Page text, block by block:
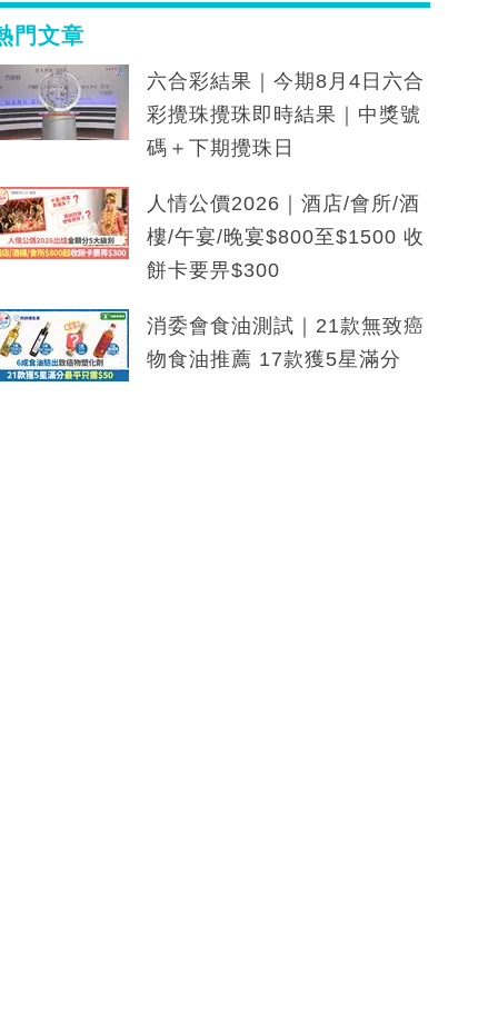
門文章
六合彩結果｜今期8月4日六合
彩攪珠攪珠即時結果｜中獎號
碼＋下期攪珠日
人情公價2026｜酒店/會所/酒
樓/午宴/晚宴$800至$1500 收
餅卡要畀$300
消委會食油測試｜21款無致癌
物食油推薦 17款獲5星滿分